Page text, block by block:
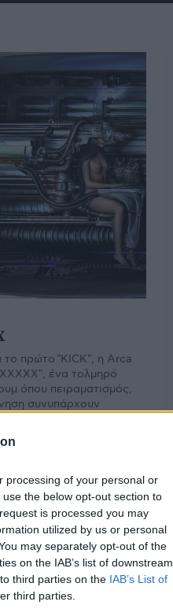
processing of your personal or
the below opt-out section to
is processed you may
utilized by us or personal
may separately opt-out of the
on the IAB’s list of downstream
third parties on the IAB’s List of
third parties.
το πρώτο "KICK", η Arca
ένα τολμηρό
όπου πειραματισμός,
συνυπάρχουν